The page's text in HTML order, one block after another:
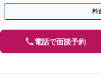
業とも連携し円滑な相続を目指
料
電話で面談予約